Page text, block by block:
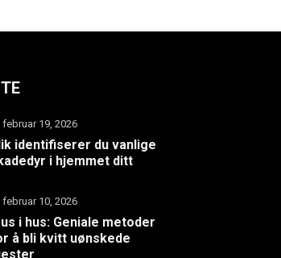
februar 19, 2026
identifiserer du vanlige
i hjemmet ditt
februar 10, 2026
i hus: Geniale metoder
å bli kvitt uønskede